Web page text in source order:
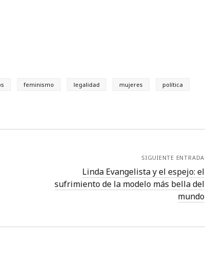
feminismo legalidad mujeres
política
SIGUIENTE ENTRADA
Linda Evangelista y el espejo: el
sufrimiento de la modelo más bella del
mundo